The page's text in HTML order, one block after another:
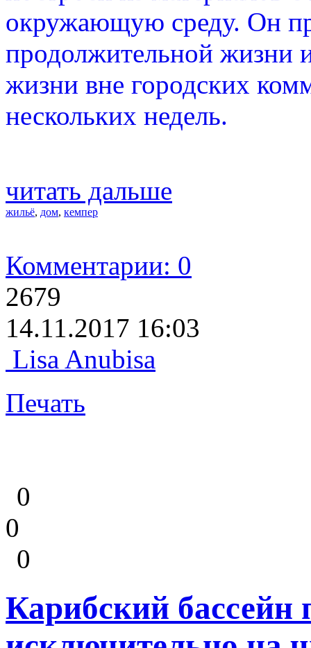
окружающую среду. Он
продолжительной жизни
жизни вне городских
нескольких недель.
читать дальше
жильё, дом, кемпер
Комментарии: 0
2679
14.11.2017 16:03
Lisa Anubisa
Печать
0
0
0
Карибский бассейн